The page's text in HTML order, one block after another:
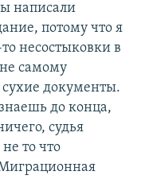
написали
потому что я
несостыковки в
самому
сухие документы.
до конца,
судья
то что